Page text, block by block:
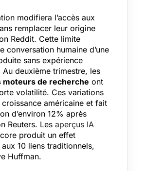
modifiera l’accès aux
remplacer leur origine
Reddit. Cette limite
conversation humaine d’une
sans expérience
Au deuxième trimestre, les
moteurs de recherche ont
volatilité. Ces variations
américaine et fait
d’environ 12% après
Reuters. Les aperçus IA
produit un effet
10 liens traditionnels,
Huffman.